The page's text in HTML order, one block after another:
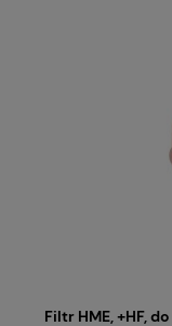
Filtr HME, +HF,